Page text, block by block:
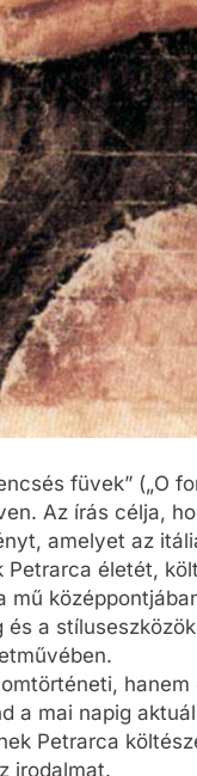
füvek” („O
Az írás célja,
amelyet az
életét,
a
a mai napig
Petrarca
irodalmat.